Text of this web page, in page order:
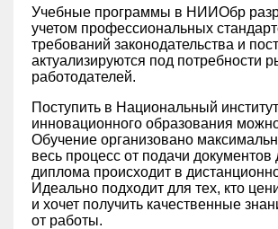
Учебные программы в НИИОбр
учетом профессиональных
требований законодательства и
актуализируются под потребности
работодателей.
Поступить в Национальный институт
инновационного образования
Обучение организовано
весь процесс от подачи документов
диплома происходит в
Идеально подходит для тех, кто
и хочет получить качественные
от работы.